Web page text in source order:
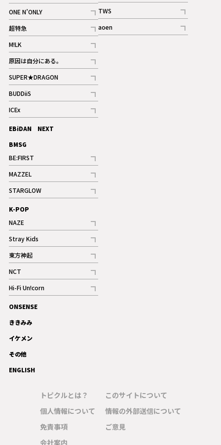
記事
ONE N’ONLY
記事
超特急
記事
M!LK
記事
原因は自分にある。
記事
SUPER★DRAGON
記事
BUDDiiS
記事
ICEx
記事
EBiDAN NEXT
BMSG
BE:FIRST
記事
ギャラリー
MAZZEL
記事
ギャラリー
STARGLOW
記事
記事
TWS
記事
aoen
記事
K-POP
NAZE
記事
Stray Kids
記事
東方神起
記事
NCT
記事
Hi-Fi Un!corn
記事
ギャラリー
ONSENSE
ききみみ
イケメン
その他
ENGLISH
トピクルとは？
個人情報について
免責事項
会社案内
このサイトについて
情報の外部送信について
ご意見